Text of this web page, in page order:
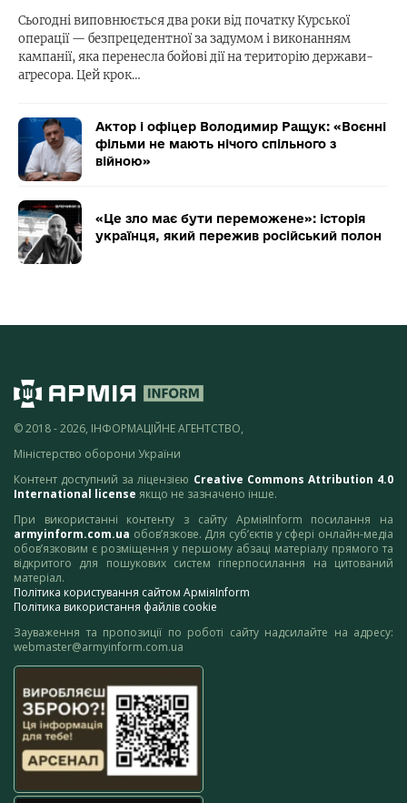
Сьогодні виповнюється два роки від початку Курської
операції — безпрецедентної за задумом і виконанням
кампанії, яка перенесла бойові дії на територію держави-
агресора. Цей крок…
Актор і офіцер Володимир Ращук: «Воєнні
фільми не мають нічого спільного з
війною»
«Це зло має бути переможене»: історія
українця, який пережив російський полон
© 2018 - 2026, ІНФОРМАЦІЙНЕ АГЕНТСТВО,
Міністерство оборони України
Контент доступний за ліцензією Creative Commons Attribution 4.0
International license якщо не зазначено інше.
При використанні контенту з сайту АрміяInform посилання на
armyinform.com.ua обов’язкове. Для суб’єктів у сфері онлайн-медіа
обов’язковим є розміщення у першому абзаці матеріалу прямого та
відкритого для пошукових систем гіперпосилання на цитований
матеріал.
Політика користування сайтом АрміяInform
Політика використання файлів cookie
Зауваження та пропозиції по роботі сайту надсилайте на адресу:
webmaster@armyinform.com.ua